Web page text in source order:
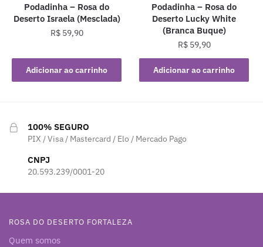
Podadinha – Rosa do
Deserto Israela (Mesclada)
R$59,90
Adicionar ao carrinho
Podadinha – Rosa do
Deserto Lucky White
(Branca Buque)
R$59,90
Adicionar ao carrinho
100% SEGURO
PIX / Visa / Mastercard / Elo / Mercado Pago
CNPJ
20.593.239/0001-20
ROSA DO DESERTO FORTALEZA
Quem somos